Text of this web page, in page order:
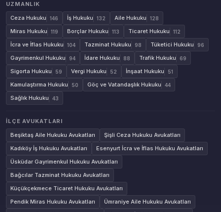
UZMANLIK
Ceza Hukuku
146 İş Hukuku 132 Aile Hukuku 128
Miras Hukuku 119 Borçlar Hukuku 113 Ticaret Hukuku 112
İcra ve İflas Hukuku 104 Tazminat Hukuku 98 Tüketici Hukuku 96
Gayrimenkul Hukuku 94 İdare Hukuku 88 Trafik Hukuku 69
Sigorta Hukuku 59 Vergi Hukuku 52 İnşaat Hukuku 51
Kamulaştırma Hukuku 50 Göç ve Vatandaşlık Hukuku 44
Sağlık Hukuku 43
İLÇE AVUKATLARI
Beşiktaş Aile Hukuku Avukatları
Şişli Ceza Hukuku Avukatları
Kadıköy İş Hukuku Avukatları
Esenyurt İcra ve İflas Hukuku Avukatları
Üsküdar Gayrimenkul Hukuku Avukatları
Bağcılar Tazminat Hukuku Avukatları
Küçükçekmece Ticaret Hukuku Avukatları
Pendik Miras Hukuku Avukatları
Ümraniye Aile Hukuku Avukatları